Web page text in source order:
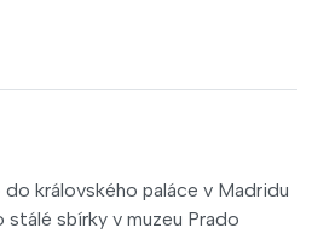
královského paláce v Madridu
stálé sbírky v muzeu Prado